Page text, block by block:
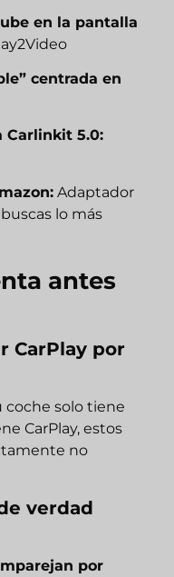
en la pantalla
centrada en
Carlinkit 5.0:
Adaptador
lo más
antes
CarPlay por
coche solo tiene
CarPlay, estos
no
verdad
por